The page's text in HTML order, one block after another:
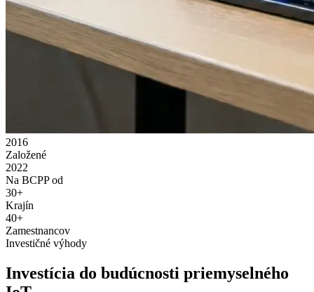
2016
Založené
2022
Na BCPP od
30+
Krajín
40+
Zamestnancov
Investičné výhody
Investícia do budúcnosti priemyselného